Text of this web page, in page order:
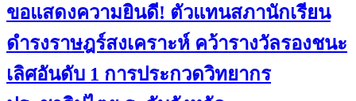
ขอแสดงความยินดี! ตัวแทนสภานักเรียน
ดำรงราษฎร์สงเคราะห์ คว้ารางวัลรองชนะ
เลิศอันดับ 1 การประกวดวิทยากร